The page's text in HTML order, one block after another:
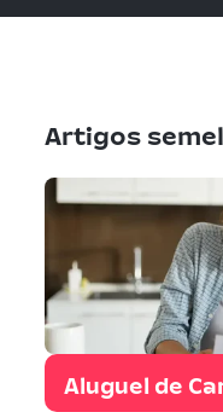
Artigos
Aluguel de